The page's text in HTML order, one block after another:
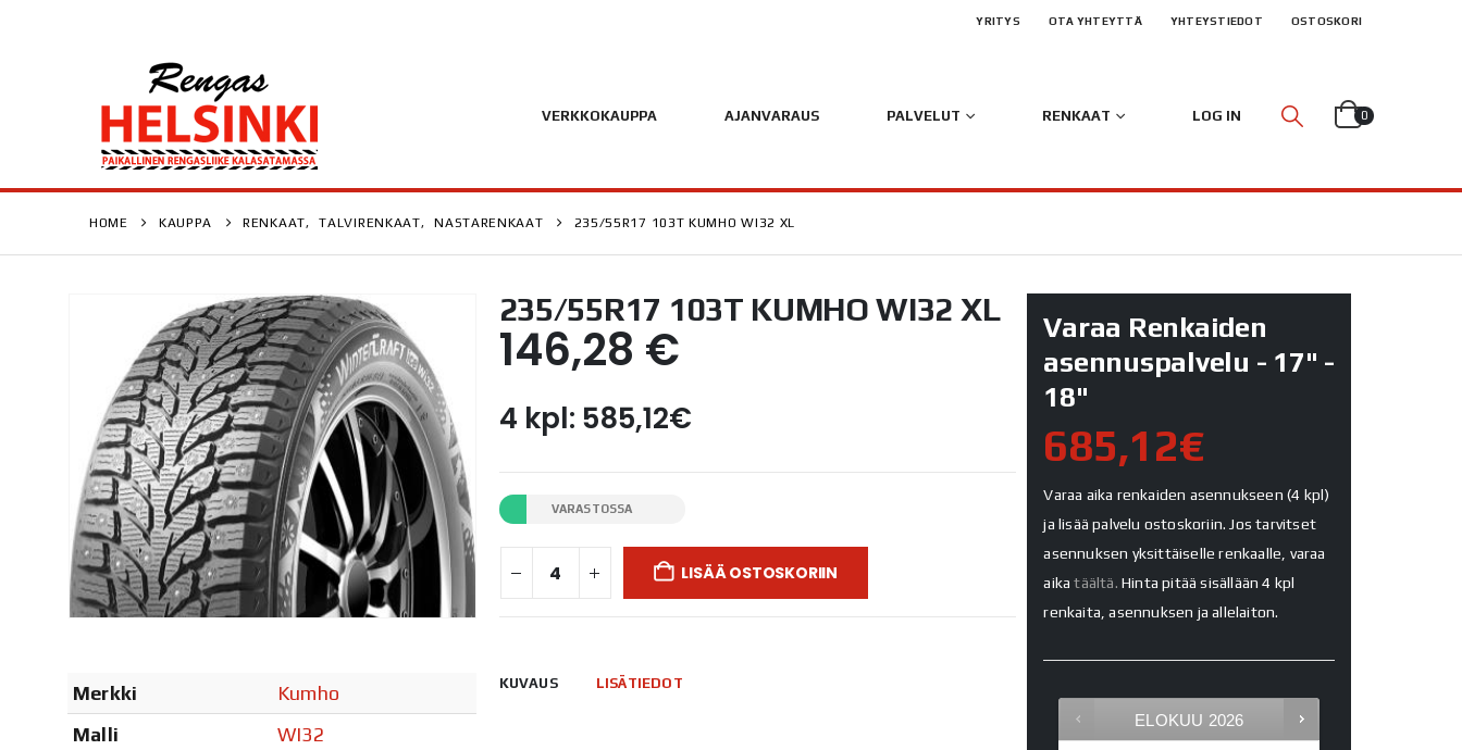
YRITYS OTA YHTEYTTÄ YHTEYSTIEDOT OSTOSKORI
VERKKOKAUPPA AJANVARAUS PALVELUT RENKAAT LOG IN 0
HOME KAUPPA RENKAAT, TALVIRENKAAT, NASTARENKAAT 235/55R17 103T KUMHO WI32 XL
Merkki
Kumho
Malli
WI32
235/55R17 103T KUMHO WI32 XL
146,28 €
4 kpl: 585,12€
VARASTOSSA
LISÄÄ OSTOSKORIIN
KUVAUS LISÄTIEDOT
Varaa Renkaiden
asennuspalvelu - 17" -
18"
685,12€
Varaa aika renkaiden asennukseen (4 kpl)
ja lisää palvelu ostoskoriin. Jos tarvitset
asennuksen yksittäiselle renkaalle, varaa
aikatäältä. Hinta pitää sisällään 4 kpl
renkaita, asennuksen ja allelaiton.
ELOKUU 2026